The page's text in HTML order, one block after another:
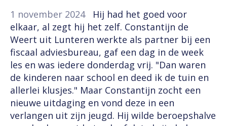
1 november 2024
Hij had het goed voor
elkaar, al zegt hij het zelf. Constantijn de
Weert uit Lunteren werkte als partner bij een
fiscaal adviesbureau, gaf een dag in de week
les en was iedere donderdag vrij. "Dan waren
de kinderen naar school en deed ik de tuin en
allerlei klusjes." Maar Constantijn zocht een
nieuwe uitdaging en vond deze in een
verlangen uit zijn jeugd. Hij wilde beroepshalve